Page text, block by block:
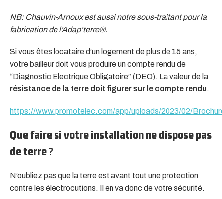
NB: Chauvin-Arnoux est aussi notre sous-traitant pour la
fabrication de l’Adap’terre®.
Si vous êtes locataire d’un logement de plus de 15 ans,
votre bailleur doit vous produire un compte rendu de
“Diagnostic Electrique Obligatoire” (DEO). La valeur de la
résistance de la terre doit figurer sur le compte rendu.
https://www.promotelec.com/app/uploads/2023/02/
Que faire si votre installation ne dispose pas
de terre?
N’oubliez pas que la terre est avant tout une protection
contre les électrocutions. Il en va donc de votre sécurité.